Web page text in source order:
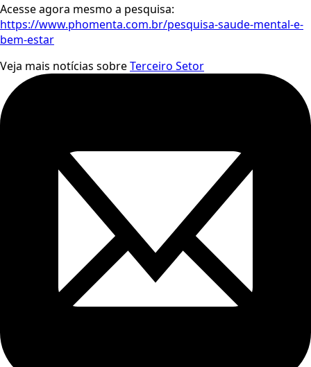
Acesse agora mesmo a pesquisa:
https://www.phomenta.com.br/pesquisa-saude-mental-e-
bem-estar
Veja mais notícias sobreTerceiro Setor